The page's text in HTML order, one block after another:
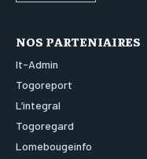
NOS PARTENIAIRES
It-Admin
Togoreport
L’integral
Togoregard
Lomebougeinfo